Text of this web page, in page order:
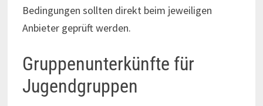
Bedingungen sollten direkt beim jeweiligen
Anbieter geprüft werden.
Gruppenunterkünfte für
Jugendgruppen